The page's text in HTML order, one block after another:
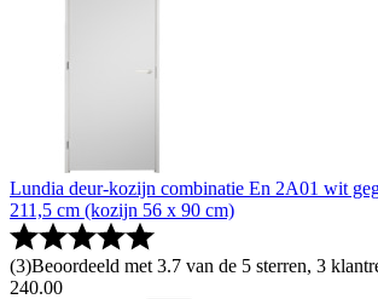
Lundia deur-kozijn combinatie En 2A01 wit
211,5 cm (kozijn 56 x 90 cm)
(3)Beoordeeld met 3.7 van de 5 sterren, 3
240.00